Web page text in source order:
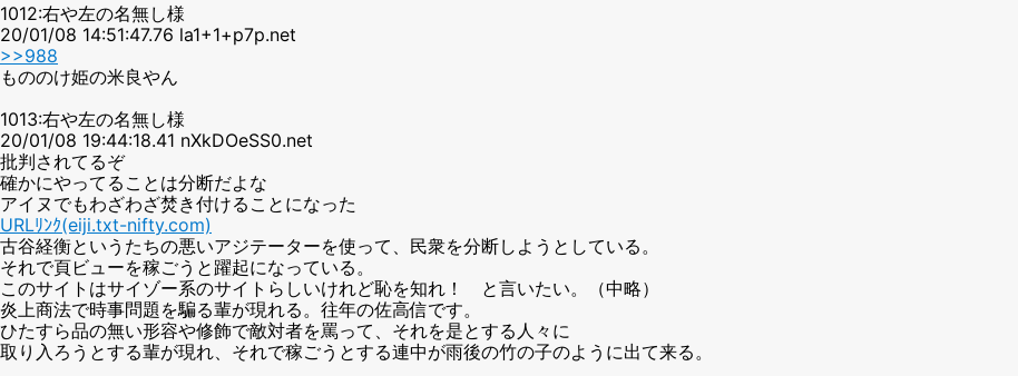
1012:右や左の名無し様
20/01/08 14:51:47.76 la1+1+p7p.net
>>988
もののけ姫の米良やん
1013:右や左の名無し様
20/01/08 19:44:18.41 nXkDOeSS0.net
批判されてるぞ
確かにやってることは分断だよな
アイヌでもわざわざ焚き付けることになった
URLﾘﾝｸ(eiji.txt-nifty.com)
古谷経衡というたちの悪いアジテーターを使って、民衆を分断しようとしている。
それで頁ビューを稼ごうと躍起になっている。
このサイトはサイゾー系のサイトらしいけれど恥を知れ！ と言いたい。（中略）
炎上商法で時事問題を騙る輩が現れる。往年の佐高信です。
ひたすら品の無い形容や修飾で敵対者を罵って、それを是とする人々に
取り入ろうとする輩が現れ、それで稼ごうとする連中が雨後の竹の子のように出て来る。